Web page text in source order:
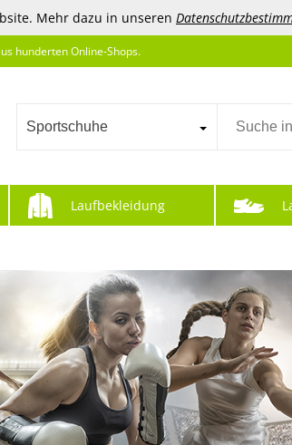
Mehr dazu in unseren
hunderten Online-Shops.
Sportschuhe
Laufbekleidung